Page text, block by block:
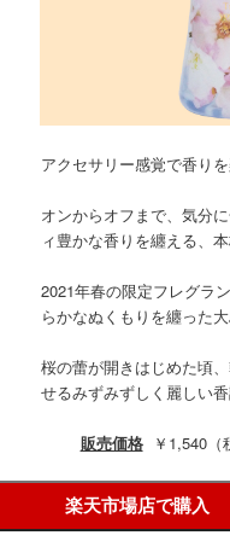
アクセサリー感覚で香り
オンからオフまで、気分
ィ豊かな香りを纏える、
2021年春の限定フレグラ
らかなぬくもりを纏った大
桜の蕾が開きはじめた頃
せるみずみずしく麗しい香
販売価格￥1,540（
楽天市場店で購入